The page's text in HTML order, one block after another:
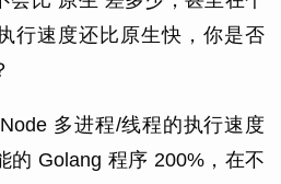
行速度还比原生快，你是否
多进程/线程的执行速度
的 Golang 程序 200%，在不